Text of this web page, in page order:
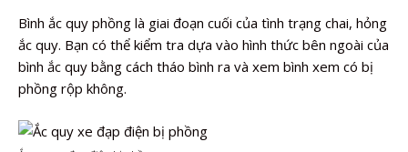
Bình ắc quy phồng là giai đoạn cuối của tình trạng chai, hỏng
ắc quy. Bạn có thể kiểm tra dựa vào hình thức bên ngoài của
bình ắc quy bằng cách tháo bình ra và xem bình xem có bị
phồng rộp không.